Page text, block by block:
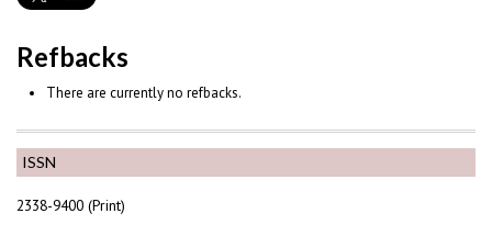
ISSN
2338-9400 (Print)
Refbacks
There are currently no refbacks.